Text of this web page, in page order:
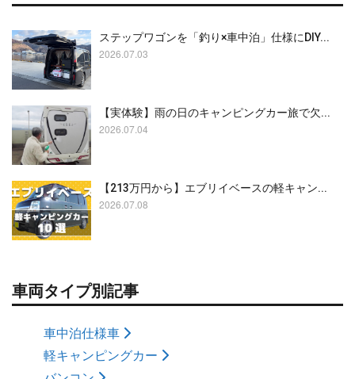
ステップワゴンを「釣り×車中泊」仕様にDIY...
2026.07.03
【実体験】雨の日のキャンピングカー旅で欠...
2026.07.04
【213万円から】エブリイベースの軽キャン...
2026.07.08
車両タイプ別記事
車中泊仕様車
軽キャンピングカー